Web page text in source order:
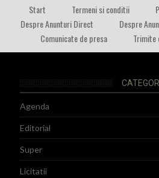
Start Termeni si conditii
Despre Anunturi Direct
Despre
Comunicate de presa
Trimite
Agenda
Editorial
Super
Licitatii